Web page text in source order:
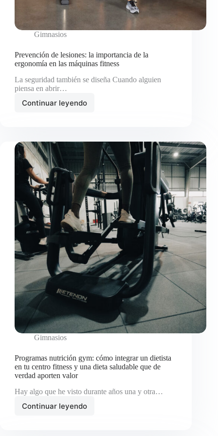
Gimnasios
Prevención de lesiones: la importancia de la
ergonomía en las máquinas fitness
La seguridad también se diseña Cuando alguien
piensa en abrir…
Continuar leyendo
Prevención
importancia
la
ergonomía
en
las
máquinas
fitness
Gimnasios
Programas nutrición gym: cómo integrar un dietista
en tu centro fitness y una dieta saludable que de
verdad aporten valor
Hay algo que he visto durante años una y otra…
Continuar leyendo
Programas